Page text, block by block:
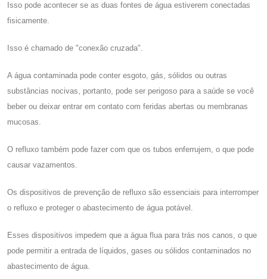
Isso pode acontecer se as duas fontes de água estiverem conectadas
fisicamente.
Isso é chamado de "conexão cruzada".
A água contaminada pode conter esgoto, gás, sólidos ou outras
substâncias nocivas, portanto, pode ser perigoso para a saúde se você
beber ou deixar entrar em contato com feridas abertas ou membranas
mucosas.
O refluxo também pode fazer com que os tubos enferrujem, o que pode
causar vazamentos.
Os dispositivos de prevenção de refluxo são essenciais para interromper
o refluxo e proteger o abastecimento de água potável.
Esses dispositivos impedem que a água flua para trás nos canos, o que
pode permitir a entrada de líquidos, gases ou sólidos contaminados no
abastecimento de água.